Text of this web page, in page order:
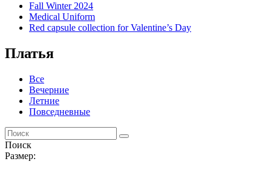
Fall Winter 2024
Medical Uniform
Red capsule collection for Valentine’s Day
Платья
Все
Вечерние
Летние
Повседневные
Поиск
Размер: